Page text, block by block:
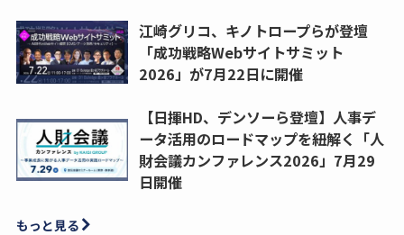
江崎グリコ、キノトロープらが登壇
「成功戦略Webサイトサミット
2026」が7月22日に開催
【日揮HD、デンソーら登壇】人事デ
ータ活用のロードマップを紐解く「人
財会議カンファレンス2026」7月29
日開催
もっと見る